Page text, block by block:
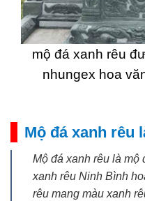
mộ đá xanh rêu
nhungex hoa
Mộ đá xanh rêu
Mộ đá xanh rêu là mộ
xanh rêu Ninh Bình
rêu mang màu xanh